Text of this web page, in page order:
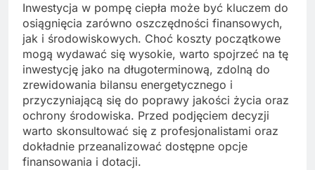
Inwestycja w pompę ciepła może być kluczem do
osiągnięcia zarówno oszczędności finansowych,
jak i środowiskowych. Choć koszty początkowe
mogą wydawać się wysokie, warto spojrzeć na tę
inwestycję jako na długoterminową, zdolną do
zrewidowania bilansu energetycznego i
przyczyniającą się do poprawy jakości życia oraz
ochrony środowiska. Przed podjęciem decyzji
warto skonsultować się z profesjonalistami oraz
dokładnie przeanalizować dostępne opcje
finansowania i dotacji.